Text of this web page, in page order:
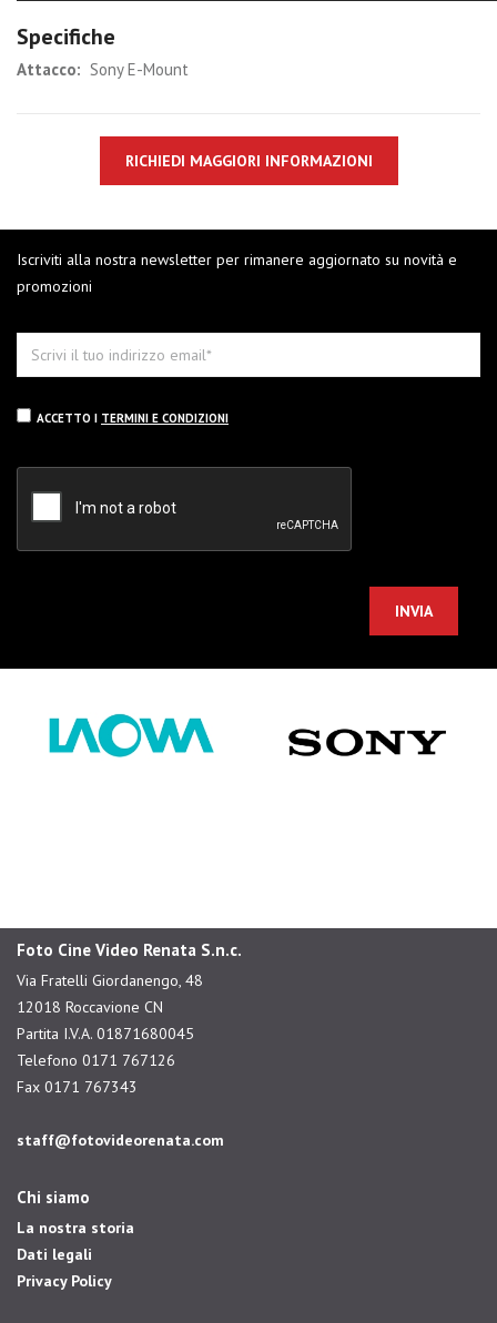
Specifiche
Attacco: Sony E-Mount
RICHIEDI MAGGIORI INFORMAZIONI
Iscriviti alla nostra newsletter per rimanere aggiornato su novità e
promozioni
ACCETTO I TERMINI E CONDIZIONI
Foto Cine Video Renata S.n.c.
Via Fratelli Giordanengo, 48
12018 Roccavione CN
Partita I.V.A. 01871680045
Telefono 0171 767126
Fax 0171 767343
staff@fotovideorenata.com
Chi siamo
La nostra storia
Dati legali
Privacy Policy